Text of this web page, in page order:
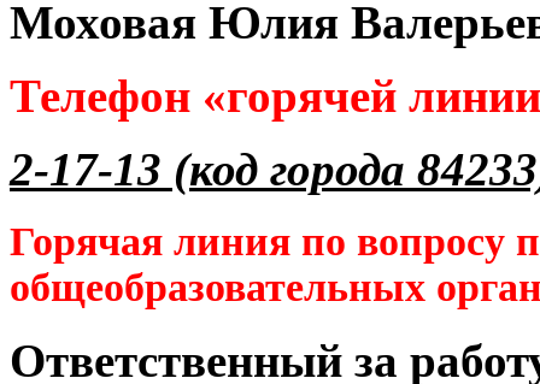
Моховая Юлия
Телефон «горячей
2-17-13 (код города
Горячая линия по вопросу
общеобразовательных
Ответственный за